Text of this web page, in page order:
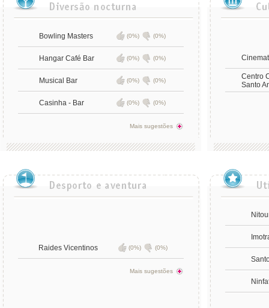
Bowling Masters (0%) (0%)
Hangar Café Bar (0%) (0%)
Musical Bar (0%) (0%)
Casinha - Bar (0%) (0%)
Mais sugestões
Centro
Santo
Raides Vicentinos (0%) (0%)
Mais sugestões